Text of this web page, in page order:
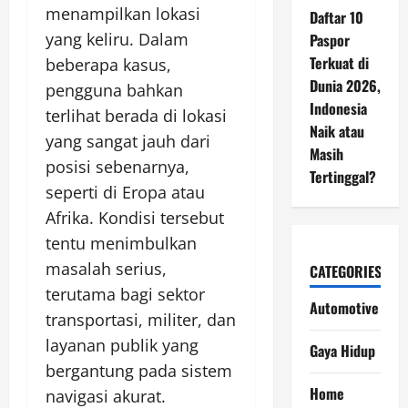
menampilkan lokasi
yang keliru. Dalam
beberapa kasus,
pengguna bahkan
terlihat berada di lokasi
yang sangat jauh dari
posisi sebenarnya,
seperti di Eropa atau
Afrika. Kondisi tersebut
tentu menimbulkan
masalah serius,
terutama bagi sektor
transportasi, militer, dan
layanan publik yang
bergantung pada sistem
navigasi akurat.
Daftar 10
Paspor
Terkuat di
Dunia 2026,
Indonesia
Naik atau
Masih
Tertinggal?
CATEGORIES
Automotive
Gaya Hidup
Home